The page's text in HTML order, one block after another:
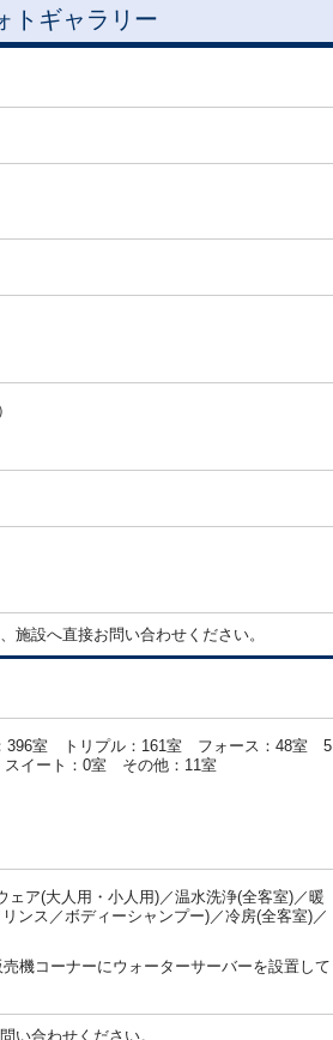
トギャラリー
設へ直接お問い合わせください。
396室 トリプル：161室 フォース：48室 5
イート：0室 その他：11室
ア(大人用・小人用)／温水洗浄(全客室)／暖
ンス／ボディーシャンプー)／冷房(全客室)／
機コーナーにウォーターサーバーを設置して
い合わせください。